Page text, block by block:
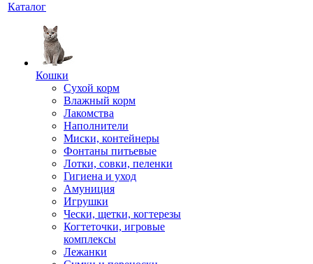
Каталог
Кошки
Сухой корм
Влажный корм
Лакомства
Наполнители
Миски, контейнеры
Фонтаны питьевые
Лотки, совки, пеленки
Гигиена и уход
Амуниция
Игрушки
Чески, щетки, когтерезы
Когтеточки, игровые
комплексы
Лежанки